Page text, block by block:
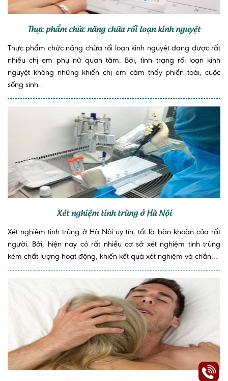
Thực phẩm chức năng chữa rối loạn kinh nguyệt
Thực phẩm chức năng chữa rối loạn kinh nguyệt đang được rất
nhiều chị em phụ nữ quan tâm. Bởi, tình trạng rối loạn kinh
nguyệt không những khiến chị em cảm thấy phiền toái, cuộc
sống sinh...
Xét nghiệm tinh trùng ở Hà Nội
Xét nghiệm tinh trùng ở Hà Nội uy tín, tốt là băn khoăn của rất
người. Bởi, hiện nay có rất nhiều cơ sở xét nghiệm tinh trùng
kém chất lượng hoạt động, khiến kết quả xét nghiệm và chẩn...